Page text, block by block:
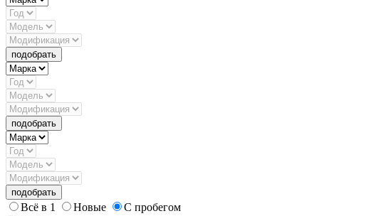
подобрать
подобрать
подобрать
Всё в 1 Новые
С пробегом